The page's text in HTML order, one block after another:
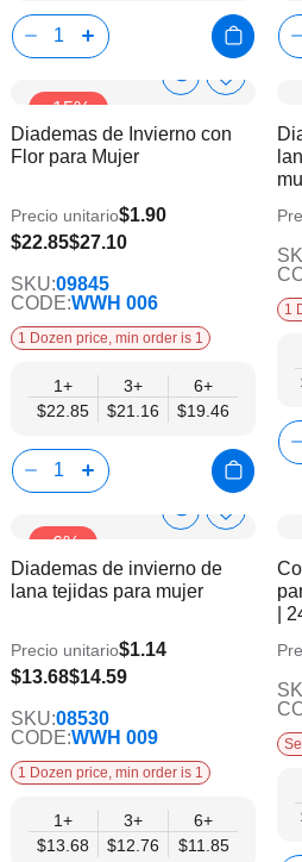
-15%
Show
Info
Añadir
la
deseos
Diademas de Invierno con
Flor para Mujer
$22.85$27.10
$19.46
Precio unitario$1.90
CODE:WWH 006
SKU:09845
1 Dozen price, min order is 1
1+
$22.85
3+
$21.16
6+
$19.46
1
-6%
Show
Info
Añadir
deseos
Diademas de invierno de
lana tejidas para mujer
$13.68$14.59
$11.85
Precio unitario$1.14
CODE:WWH 009
SKU:08530
1 Dozen price, min order is 1
1+
$13.68
3+
$12.76
6+
$11.85
|